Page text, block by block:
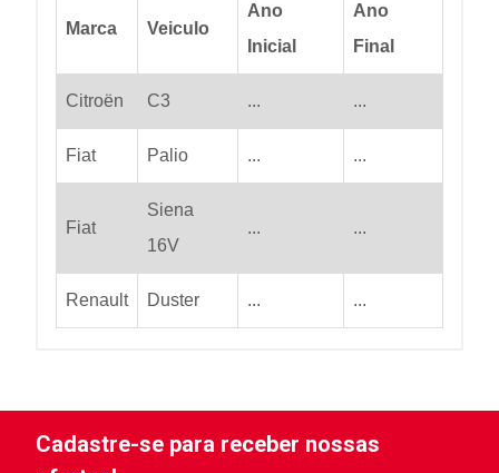
Marca Veiculo
Ano
Inicial
Ano
Final
Citroën C3 ... ...
Fiat Palio ... ...
Fiat
Siena
16V
... ...
Renault Duster ... ...
Cadastre-se para receber nossas